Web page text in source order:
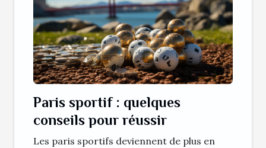
Paris sportif : quelques
conseils pour réussir
Les paris sportifs deviennent de plus en